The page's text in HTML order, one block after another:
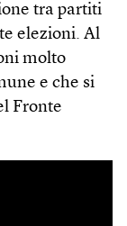
tra partiti
elezioni. Al
molto
e che si
Fronte